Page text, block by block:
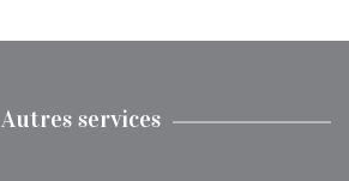
Autres services